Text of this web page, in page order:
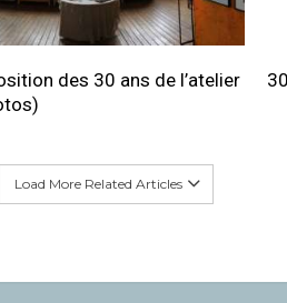
des 30 ans de l’atelier
Load More Related Articles